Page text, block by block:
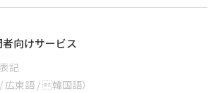
向けサービス
記
/ 広東語 /韓国語）